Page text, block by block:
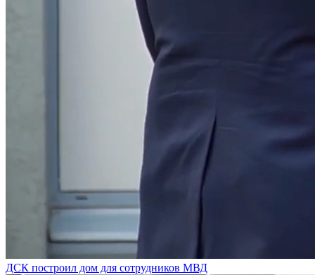
ДСК построил дом для сотрудников МВД